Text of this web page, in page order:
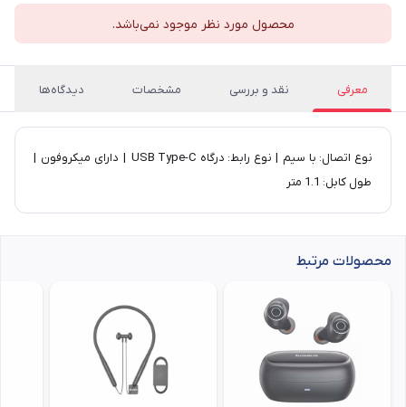
محصول مورد نظر موجود نمی‌باشد.
معرفی نقد و بررسی مشخصات دیدگاه‌ها
نوع اتصال: با سیم | نوع رابط: درگاه USB Type-C | دارای میکروفون |
طول کابل: 1.1 متر
محصولات مرتبط